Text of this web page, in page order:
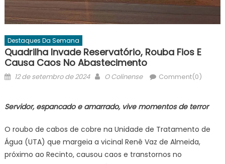
Destaques Da Semana
Quadrilha Invade Reservatório, Rouba Fios E
Causa Caos No Abastecimento
Posted
12 de setembro de 2024 Author
O Colinense Comment(0)
Servidor, espancado e amarrado, vive momentos de terror
O roubo de cabos de cobre na Unidade de Tratamento de
Água (UTA) que margeia a vicinal Renê Vaz de Almeida,
próximo ao Recinto, causou caos e transtornos no